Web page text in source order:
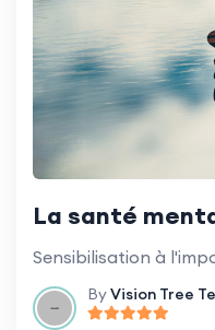
La santé
ByVision Tree